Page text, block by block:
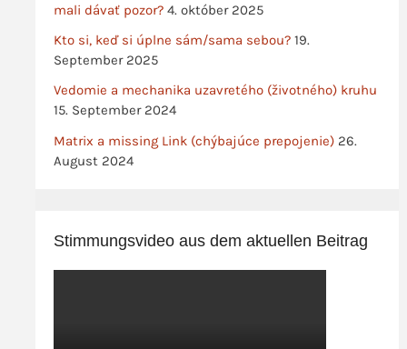
mali dávať pozor? 4. október 2025
Kto si, keď si úplne sám/sama sebou? 19.
September 2025
Vedomie a mechanika uzavretého (životného) kruhu
15. September 2024
Matrix a missing Link (chýbajúce prepojenie) 26.
August 2024
Stimmungsvideo aus dem aktuellen Beitrag